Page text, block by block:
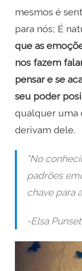
mesmos é
para nós; É
que as
nos fazem
pensar e se
seu poder
qualquer uma
derivam dele.
"No
padrões
chave para
-Elsa